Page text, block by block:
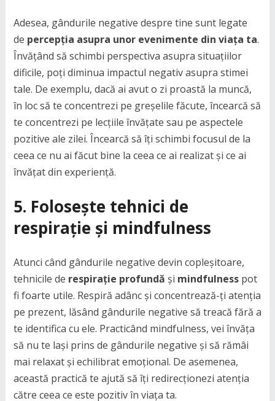
Adesea, gândurile negative despre tine sunt legate
de percepția asupra unor evenimente din viața ta.
Învățând să schimbi perspectiva asupra situațiilor
dificile, poți diminua impactul negativ asupra stimei
tale. De exemplu, dacă ai avut o zi proastă la muncă,
în loc să te concentrezi pe greșelile făcute, încearcă să
te concentrezi pe lecțiile învățate sau pe aspectele
pozitive ale zilei. Încearcă să îți schimbi focusul de la
ceea ce nu ai făcut bine la ceea ce ai realizat și ce ai
învățat din experiență.
5. Folosește tehnici de
respirație și mindfulness
Atunci când gândurile negative devin copleșitoare,
tehnicile de respirație profundă și mindfulnesspot
fi foarte utile. Respiră adânc și concentrează-ți atenția
pe prezent, lăsând gândurile negative să treacă fără a
te identifica cu ele. Practicând mindfulness, vei învăța
să nu te lași prins de gândurile negative și să rămâi
mai relaxat și echilibrat emoțional. De asemenea,
această practică te ajută să îți redirecționezi atenția
către ceea ce este pozitiv în viața ta.